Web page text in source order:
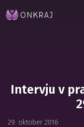
Intervju v
29. oktober 2016